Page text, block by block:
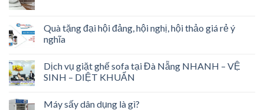
Quà tặng đại hội đảng, hội nghị, hội thảo giá rẻ ý
nghĩa
Dịch vụ giặt ghế sofa tại Đà Nẵng NHANH – VỆ
SINH – DIỆT KHUẨN
Máy sấy dân dụng là gì?